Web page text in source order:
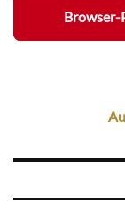
Browser-